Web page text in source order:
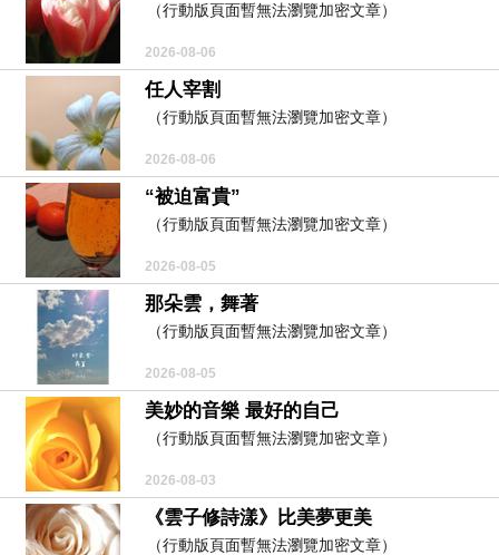
（行動版頁面暫無法瀏覽加密文章）
2026-08-06
任人宰割
（行動版頁面暫無法瀏覽加密文章）
2026-08-06
“被迫富貴”
（行動版頁面暫無法瀏覽加密文章）
2026-08-05
那朵雲，舞著
（行動版頁面暫無法瀏覽加密文章）
2026-08-05
美妙的音樂 最好的自己
（行動版頁面暫無法瀏覽加密文章）
2026-08-03
《雲子修詩漾》比美夢更美
（行動版頁面暫無法瀏覽加密文章）